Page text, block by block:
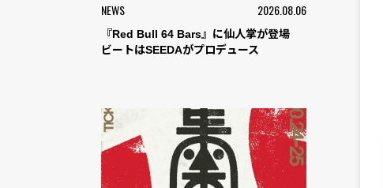
NEWS 2026.08.06
『Red Bull 64 Bars』に仙人掌が登場
ビートはSEEDAがプロデュース